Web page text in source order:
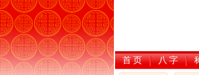
首页 八字